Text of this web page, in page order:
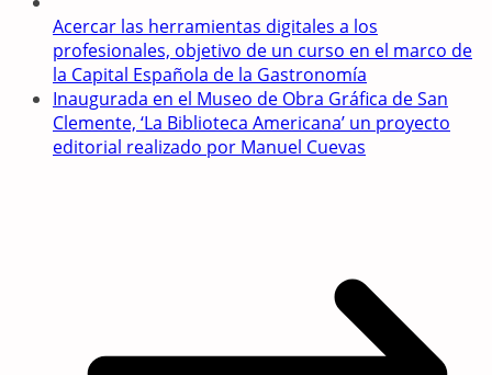
Acercar las herramientas digitales a los
profesionales, objetivo de un curso en el marco de
la Capital Española de la Gastronomía
Inaugurada en el Museo de Obra Gráfica de San
Clemente, ‘La Biblioteca Americana’ un proyecto
editorial realizado por Manuel Cuevas